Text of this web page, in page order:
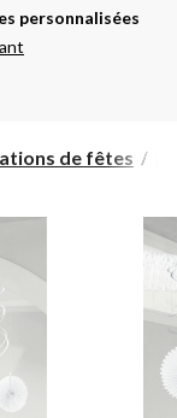
personnalisées
de fêtes